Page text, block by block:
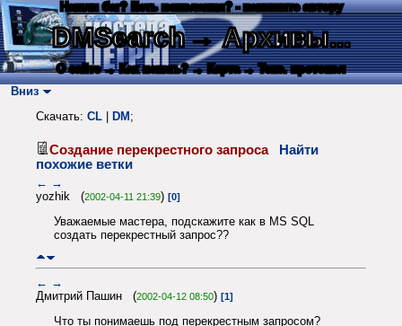
Нашли баг? Есть пожелания? - напишите автору
DMSearch→ Архивы...
О сайте → Как искать? → Карта → Текс. протокол
Вниз
Скачать: CL DM ;
Создание перекрестного запроса
Найти
похожие ветки
← →
yozhik (2002-04-11 21:39) [0]
Уважаемые мастера, подскажите как в MS SQL
создать перекрестный запрос??
← →
Дмитрий Пашин (2002-04-12 08:50) [1]
Что ты понимаешь под перекрестным запросом?